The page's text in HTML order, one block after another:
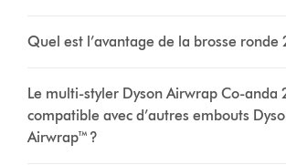
Quel est l’avantage de la brosse ronde
Le multi-styler Dyson Airwrap Co-anda
compatible avec d’autres embouts
Airwrap™ ?